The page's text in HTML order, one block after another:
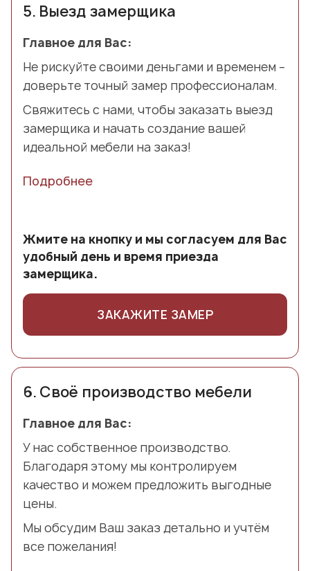
5. Выезд замерщика
Главное для Вас:
Не рискуйте своими деньгами и временем –
доверьте точный замер профессионалам.
Свяжитесь с нами, чтобы заказать выезд
замерщика и начать создание вашей
идеальной мебели на заказ!
Подробнее
Жмите на кнопку и мы согласуем для Вас
удобный день и время приезда
замерщика.
ЗАКАЖИТЕ ЗАМЕР
6. Своё производство мебели
Главное для Вас:
У нас собственное производство.
Благодаря этому мы контролируем
качество и можем предложить выгодные
цены.
Мы обсудим Ваш заказ детально и учтём
все пожелания!